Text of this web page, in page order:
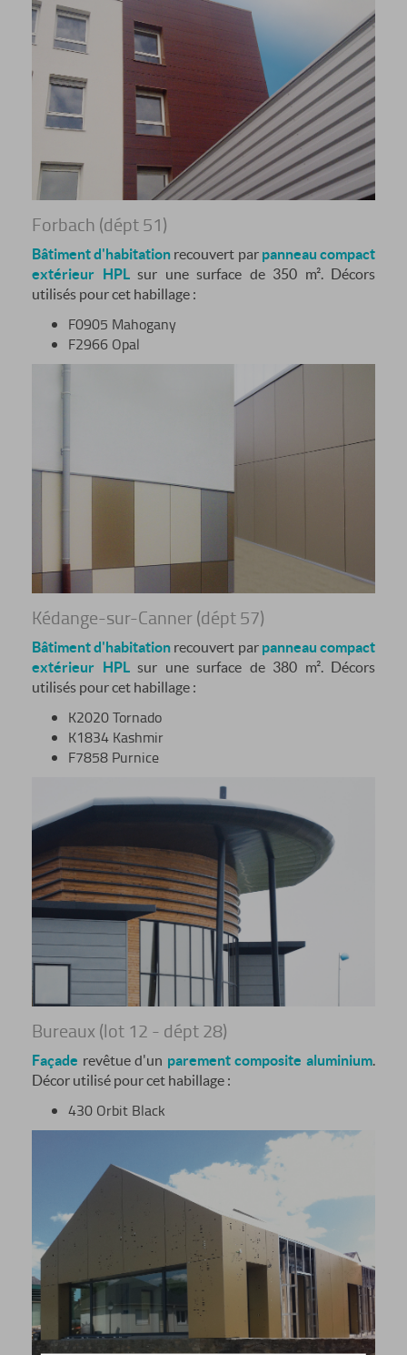
Forbach (dépt 51)
Bâtiment d'habitation recouvert par panneau compact
extérieur HPL
sur une surface de 350 m². Décors
utilisés pour cet habillage :
F0905 Mahogany
F2966 Opal
Kédange-sur-Canner (dépt 57)
Bâtiment d'habitation recouvert par panneau compact
extérieur HPLsur une surface de 380 m². Décors
utilisés pour cet habillage :
K2020 Tornado
K1834 Kashmir
F7858 Purnice
Bureaux (lot 12 - dépt 28)
Façade revêtue d'un parement composite aluminium.
Décor utilisé pour cet habillage :
430 Orbit Black